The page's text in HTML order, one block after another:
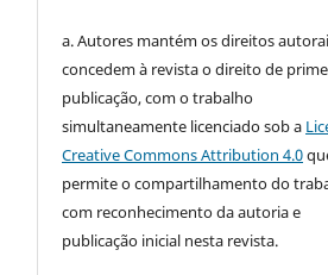
a. Autores mantém os direitos
concedem à revista o direito de
publicação, com o trabalho
simultaneamente licenciado sob a
Creative Commons Attribution 4.0
permite o compartilhamento do
com reconhecimento da autoria e
publicação inicial nesta revista.